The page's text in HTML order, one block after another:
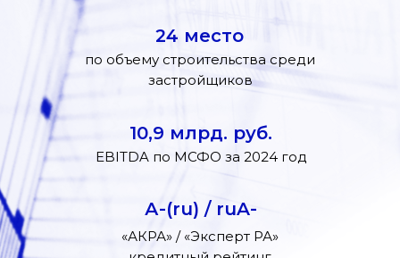
EBITDA по МСФО за 2024 год
10,9 млрд. руб.
по объему строительства среди
застройщиков
24 место
«АКРА» / «Эксперт РА»
А-(ru) / ruA-